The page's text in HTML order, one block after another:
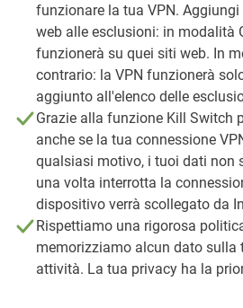
funzionare la tua VPN.
web alle esclusioni: in modalità
funzionerà su quei siti web. In
contrario: la VPN funzionerà
aggiunto all'elenco delle
Grazie alla funzione Kill Switch
anche se la tua connessione
qualsiasi motivo, i tuoi dati non
una volta interrotta la
dispositivo verrà scollegato da
Rispettiamo una rigorosa
memorizziamo alcun dato sulla
attività. La tua privacy ha la